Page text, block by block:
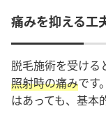
痛みを抑える工
脱毛施術を受ける
照射時の痛みです
はあっても、基本